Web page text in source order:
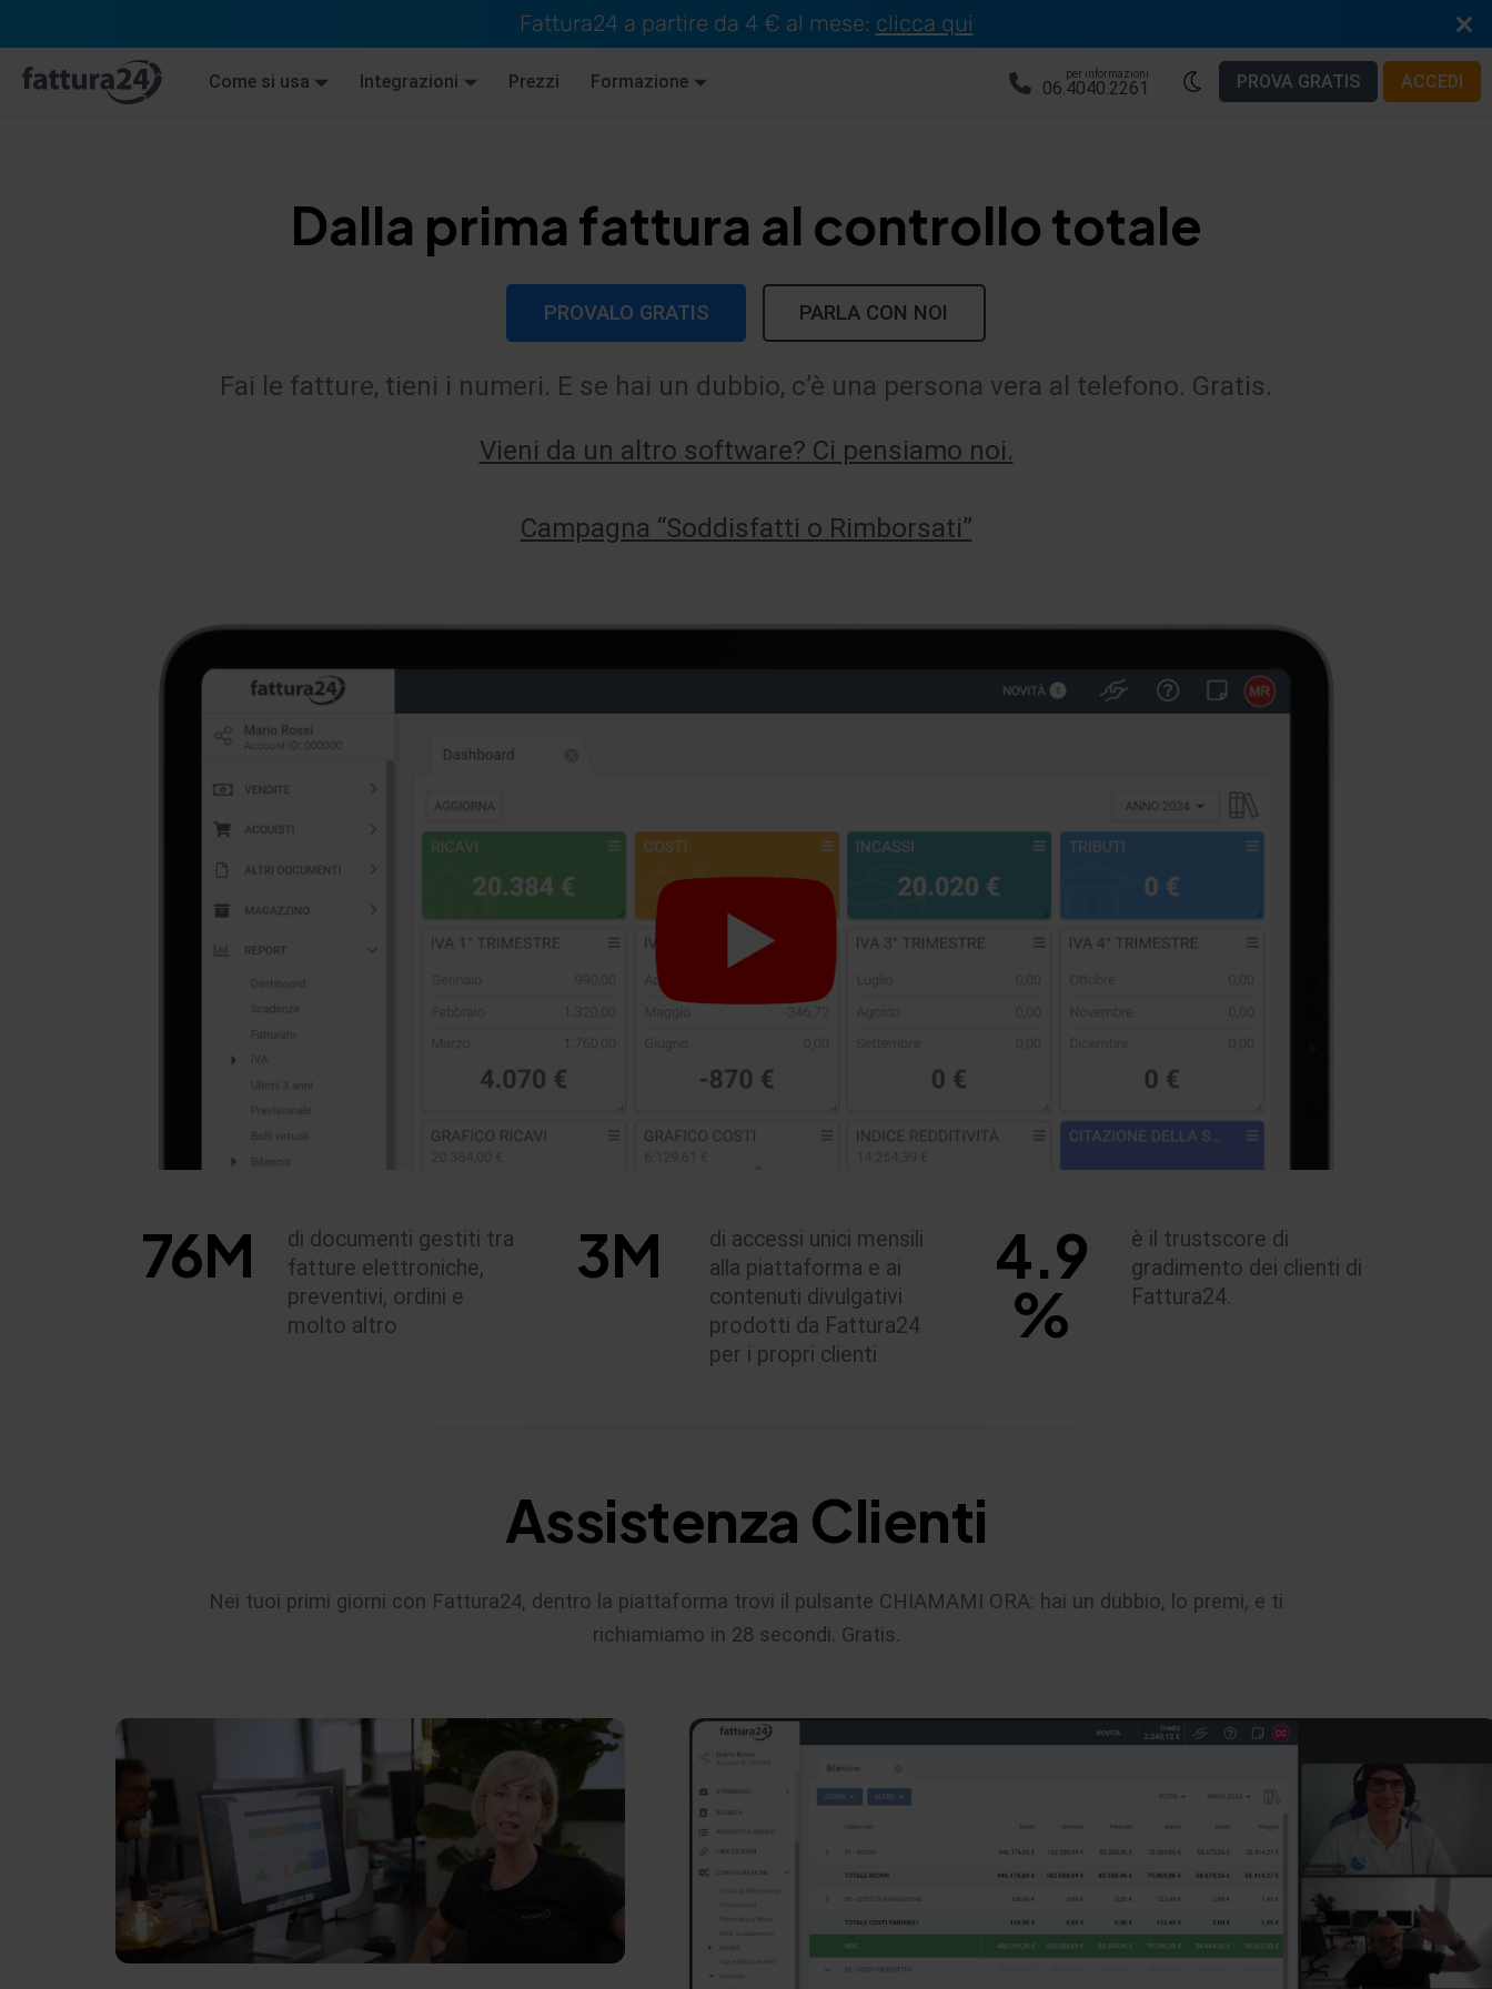
Fattura24 a partire da 4 € al mese: clicca qui
Come si usa Integrazioni Prezzi Formazione per informazioni
06.4040.2261 PROVA GRATIS ACCEDI
Dalla prima fattura al controllo totale
PROVALO GRATIS PARLA CON NOI
Fai le fatture, tieni i numeri. E se hai un dubbio, c’è una persona vera al telefono. Gratis.
Vieni da un altro software? Ci pensiamo noi.
Campagna “Soddisfatti o Rimborsati”
76M
di documenti gestiti tra
fatture elettroniche,
preventivi, ordini e
molto altro
3M
di accessi unici mensili
alla piattaforma e ai
contenuti divulgativi
prodotti da Fattura24
per i propri clienti
4.9
%
è il trustscore di
gradimento dei clienti di
Fattura24.
Assistenza Clienti
Nei tuoi primi giorni con Fattura24, dentro la piattaforma trovi il pulsante CHIAMAMI ORA: hai un dubbio, lo premi, e ti
richiamiamo in 28 secondi. Gratis.